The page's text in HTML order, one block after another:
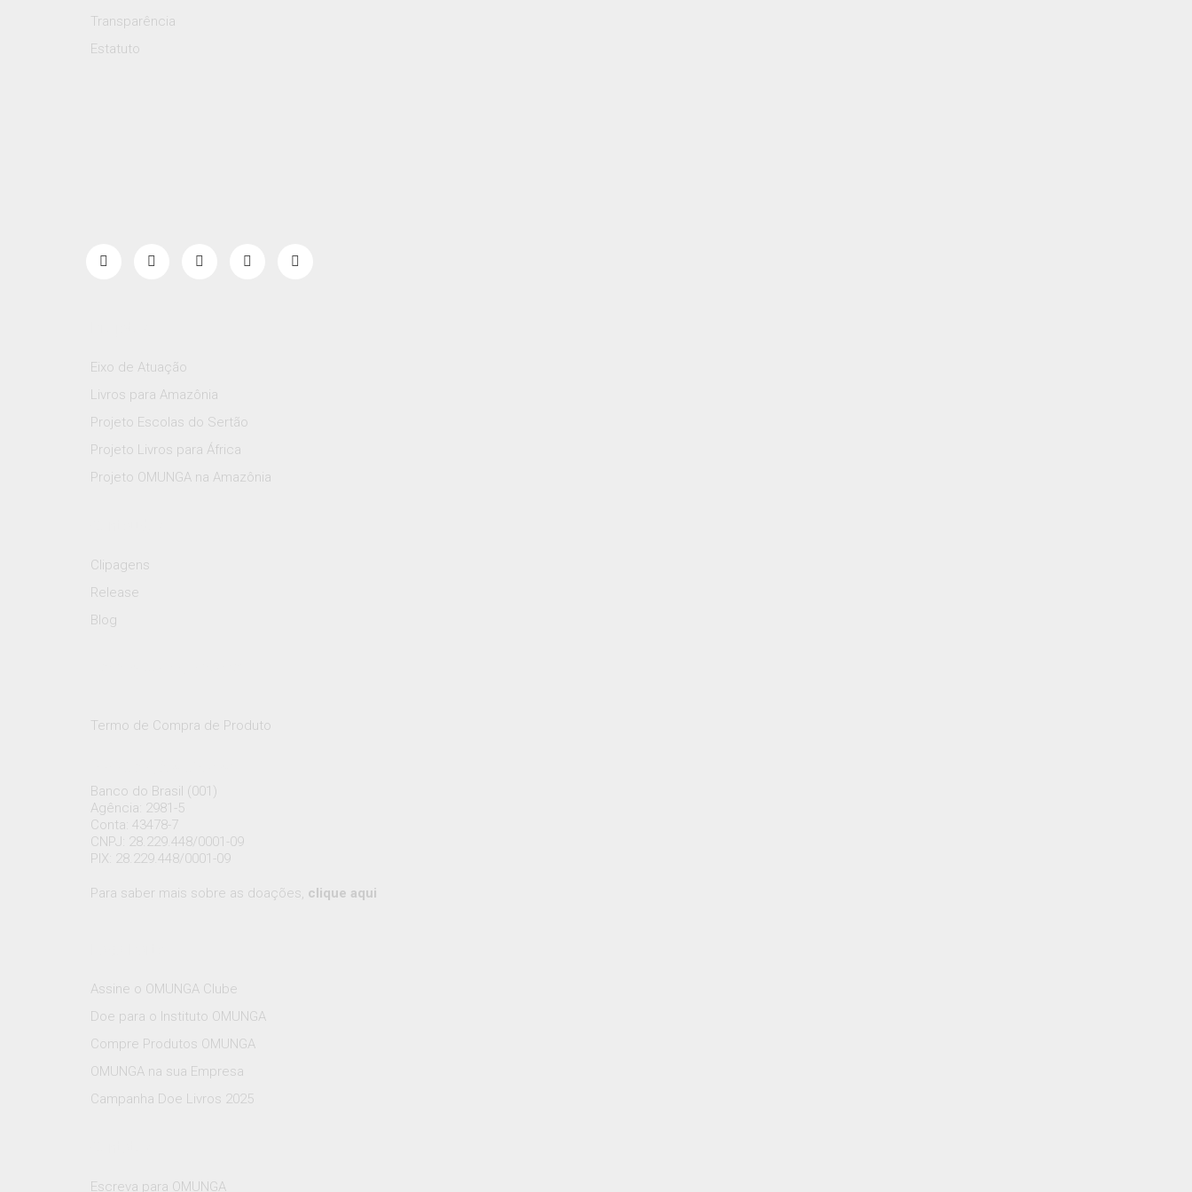
Transparência
Estatuto
Eixo de Atuação
Livros para Amazônia
Projeto Escolas do Sertão
Projeto Livros para África
Projeto OMUNGA na Amazônia
Clipagens
Release
Blog
Termo de Compra de Produto
Banco do Brasil (001)
Agência: 2981-5
Conta: 43478-7
CNPJ: 28.229.448/0001-09
PIX: 28.229.448/0001-09
Para saber mais sobre as doações, clique aqui
Assine o OMUNGA Clube
Doe para o Instituto OMUNGA
Compre Produtos OMUNGA
OMUNGA na sua Empresa
Campanha Doe Livros 2025
Escreva para OMUNGA